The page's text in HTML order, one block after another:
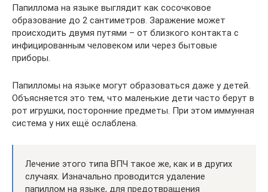
Папиллома на языке выглядит как сосочковое
образование до 2 сантиметров. Заражение может
происходить двумя путями – от близкого контакта с
инфицированным человеком или через бытовые
приборы.
Папилломы на языке могут образоваться даже у детей.
Объясняется это тем, что маленькие дети часто берут в
рот игрушки, посторонние предметы. При этом иммунная
система у них ещё ослаблена.
Лечение этого типа ВПЧ такое же, как и в других
случаях. Изначально проводится удаление
папиллом на языке, для предотвращения